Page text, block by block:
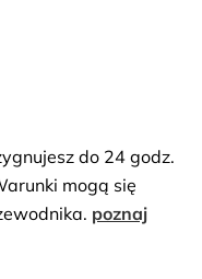
do 24 godz.
mogą się
poznaj